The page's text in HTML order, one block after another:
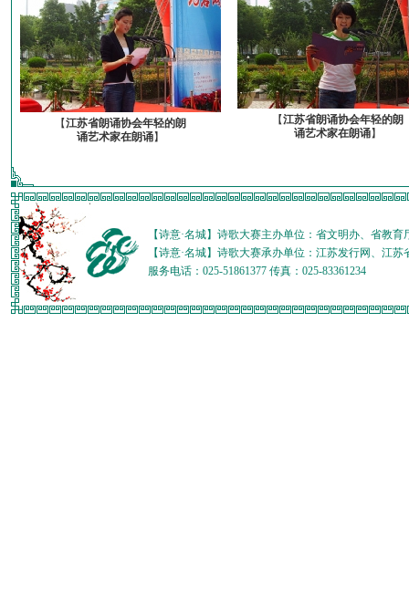
【江苏省朗诵协会年轻的朗
诵艺术家在朗诵】
【江苏省朗诵协会年轻的朗
诵艺术家在朗诵】
【诗意·名城】诗歌大赛主办单位：省文明办、省教
【诗意·名城】诗歌大赛承办单位：江苏发行网、江
服务电话：025-51861377 传真：025-83361234